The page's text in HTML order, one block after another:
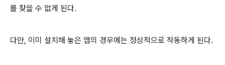
를 찾을 수 없게 된다.
다만, 이미 설치해 놓은 앱의 경우에는 정상적으로 작동하게 된다.